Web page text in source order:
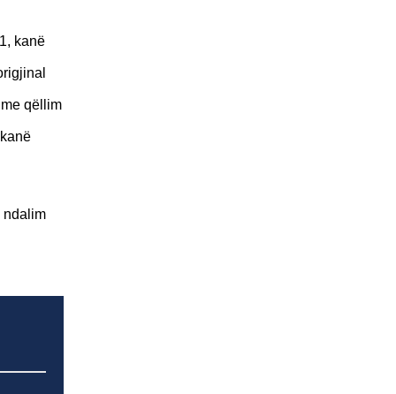
kanë
qëllim
ndalim